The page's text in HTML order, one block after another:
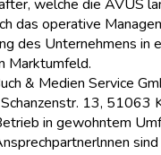
welche die AVUS
das operative
des Unternehmens in
Marktumfeld.
& Medien Service
13, 51063
in gewohntem